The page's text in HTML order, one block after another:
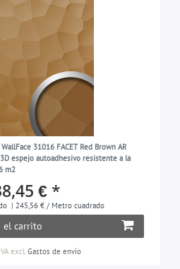
31016 FACET Red Brown AR
espejo autoadhesivo resistente a la
m2
€ *
| 245,56 € / Metro cuadrado
el carrito
excl.Gastos de envío